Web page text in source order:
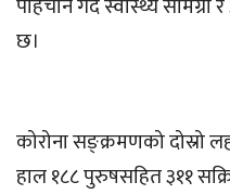
पहिचान गर्दै स्वास्थ्य
छ।
कोरोना सङ्क्रमणको
हाल १८८ पुरुषसहित ३११